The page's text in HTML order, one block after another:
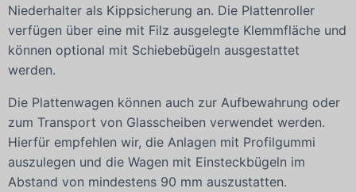
Niederhalter als Kippsicherung an. Die Plattenroller
verfügen über eine mit Filz ausgelegte Klemmfläche und
können optional mit Schiebebügeln ausgestattet
werden.
Die Plattenwagen können auch zur Aufbewahrung oder
zum Transport von Glasscheiben verwendet werden.
Hierfür empfehlen wir, die Anlagen mit Profilgummi
auszulegen und die Wagen mit Einsteckbügeln im
Abstand von mindestens 90 mm auszustatten.